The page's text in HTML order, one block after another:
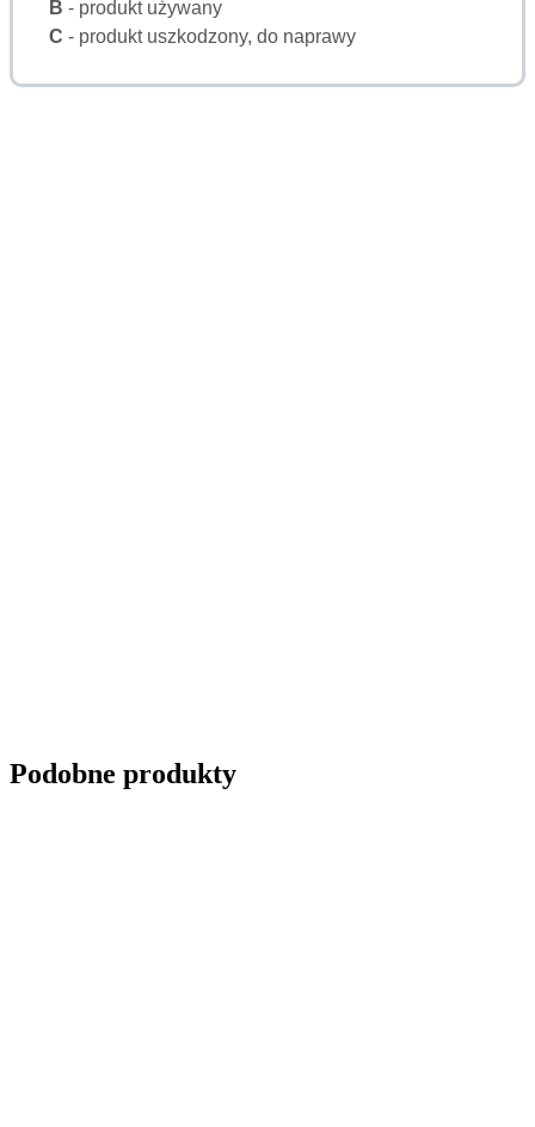
B - produkt używany
C - produkt uszkodzony, do naprawy
Podobne produkty